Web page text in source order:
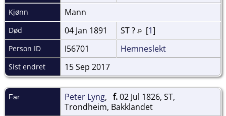
Kjønn Mann
Død 04 Jan 1891 ST ? [1]
Person ID I56701 Hemneslekt
Sist endret 15 Sep 2017
Far Peter Lyng, f.02 Jul 1826, ST,
Trondheim, Bakklandet